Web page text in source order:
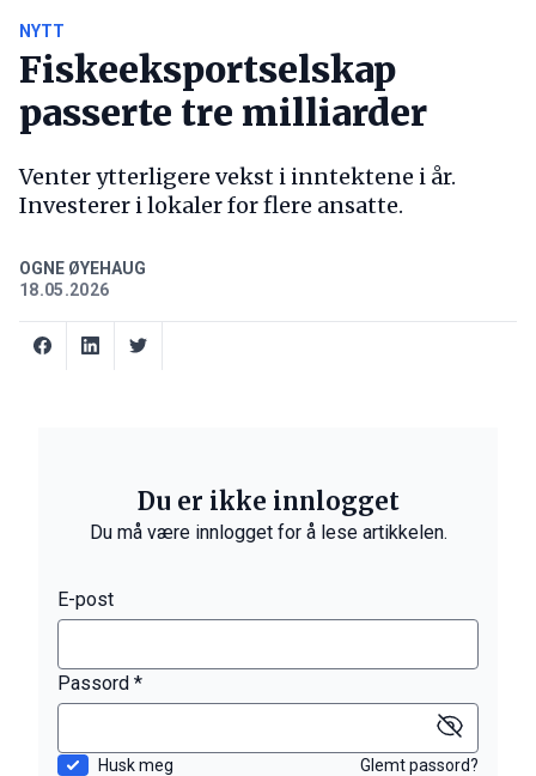
NYTT
Fiskeeksportselskap
passerte tre milliarder
Venter ytterligere vekst i inntektene i år.
Investerer i lokaler for flere ansatte.
OGNE ØYEHAUG
18.05.2026
Du er ikke innlogget
Du må være innlogget for å lese artikkelen.
E-post
Passord *
Husk meg
Glemt passord?